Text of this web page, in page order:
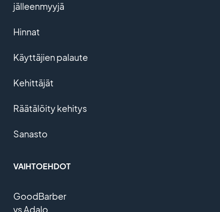
jälleenmyyjä
Hinnat
Käyttäjien palaute
Kehittäjät
Räätälöity kehitys
Sanasto
VAIHTOEHDOT
GoodBarber
vs Adalo